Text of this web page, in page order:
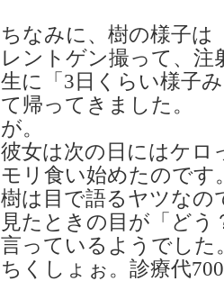
ちなみに、樹の様子は
レントゲン撮って、注
生に「3日くらい様子
て帰ってきました。
が。
彼女は次の日にはケロ
モリ食い始めたのです
樹は目で語るヤツなの
見たときの目が「ど
言っているようでした
ちくしょぉ。診療代